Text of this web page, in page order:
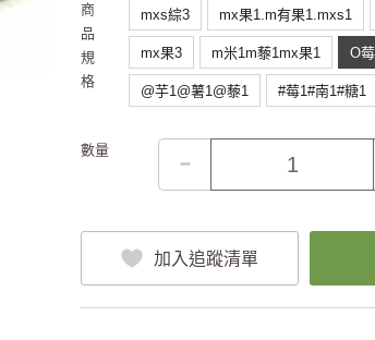
商
品
規
格
mxs綜3 mx果1.m有果1.mxs1
mx果3 m米1m藜1mx果1 O
@芋1@薯1@藜1 #莓1#南1#糖1
數量 -
加入追蹤清單